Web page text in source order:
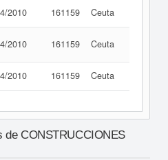
2010 161159 Ceuta
2010 161159 Ceuta
2010 161159 Ceuta
de CONSTRUCCIONES